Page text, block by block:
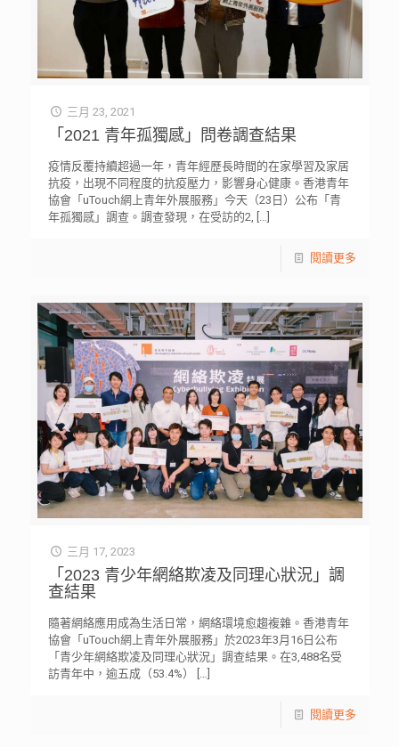
三月 23, 2021
「2021 青年孤獨感」問卷調查結果
疫情反覆持續超過一年，青年經歷長時間的在家學習及家居
抗疫，出現不同程度的抗疫壓力，影響身心健康。香港青年
協會「uTouch網上青年外展服務」今天（23日）公布「青
年孤獨感」調查。調查發現，在受訪的2, […]
閱讀更多
三月 17, 2023
「2023 青少年網絡欺凌及同理心狀況」調
查結果
隨著網絡應用成為生活日常，網絡環境愈趨複雜。香港青年
協會「uTouch網上青年外展服務」於2023年3月16日公布
「青少年網絡欺凌及同理心狀況」調查結果。在3,488名受
訪青年中，逾五成（53.4%）
[…]
閱讀更多